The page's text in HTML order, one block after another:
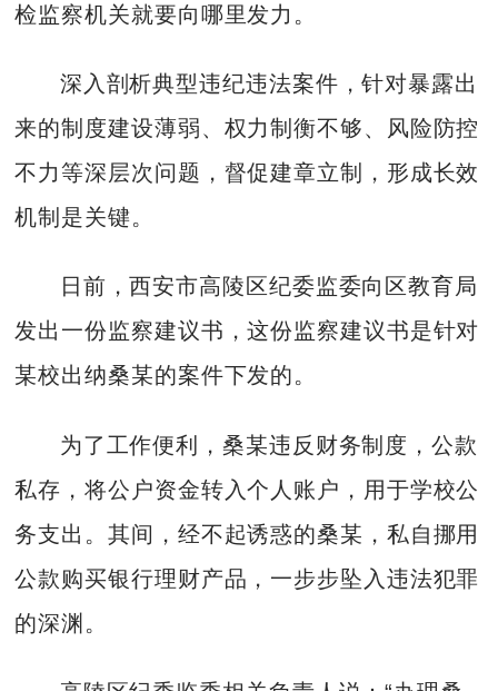
检监察机关就要向哪里发力。
深入剖析典型违纪违法案件，针对暴露出
来的制度建设薄弱、权力制衡不够、风险防控
不力等深层次问题，督促建章立制，形成长效
机制是关键。
日前，西安市高陵区纪委监委向区教育局
发出一份监察建议书，这份监察建议书是针对
某校出纳桑某的案件下发的。
为了工作便利，桑某违反财务制度，公款
私存，将公户资金转入个人账户，用于学校公
务支出。其间，经不起诱惑的桑某，私自挪用
公款购买银行理财产品，一步步坠入违法犯罪
的深渊。